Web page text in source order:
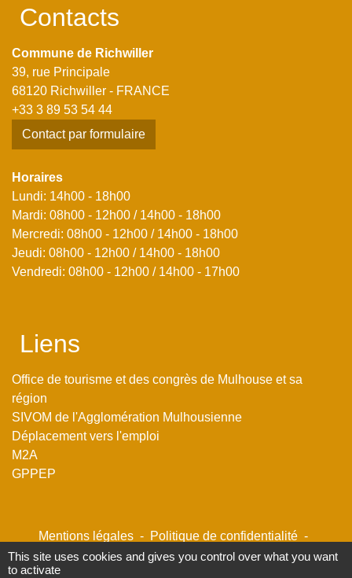
Contacts
Commune de Richwiller
39, rue Principale
68120 Richwiller - FRANCE
+33 3 89 53 54 44
Contact par formulaire
Horaires
Lundi: 14h00 - 18h00
Mardi: 08h00 - 12h00 / 14h00 - 18h00
Mercredi: 08h00 - 12h00 / 14h00 - 18h00
Jeudi: 08h00 - 12h00 / 14h00 - 18h00
Vendredi: 08h00 - 12h00 / 14h00 - 17h00
Liens
Office de tourisme et des congrès de Mulhouse et sa
région
SIVOM de l'Agglomération Mulhousienne
Déplacement vers l'emploi
M2A
GPPEP
Mentions légales - Politique de confidentialité -
Accessibilité - Plan du site - Gestion des cookies
This site uses cookies and gives you control over what you want
to activate